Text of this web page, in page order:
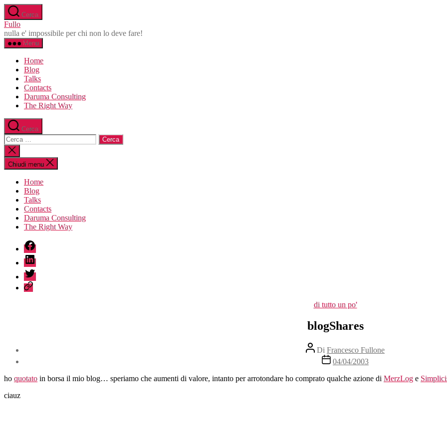
Salta
al
contenuto
Cerca
Fullo
nulla e' impossibile per chi non lo deve fare!
Menu
Home
Blog
Talks
Contacts
Daruma Consulting
The Right Way
Cerca
Cerca:
Chiudi
la
ricerca
Chiudi menu
Home
Blog
Talks
Contacts
Daruma Consulting
The Right Way
fb
linkedin
twitter
sessionize
Categorie
di tutto un po'
blogShares
Autore
articolo
Di Francesco Fullone
Data
dell'articolo
04/04/2003
ho quotato in borsa il mio blog… speriamo che aumenti di valore, intanto per arrotondare ho comprato qualche azione di MerzLog e
ciauz